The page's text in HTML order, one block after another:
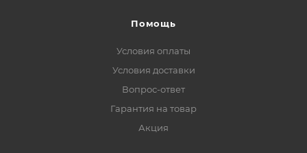
Помощь
Условия оплаты
Условия доставки
Вопрос-ответ
Гарантия на товар
Акция